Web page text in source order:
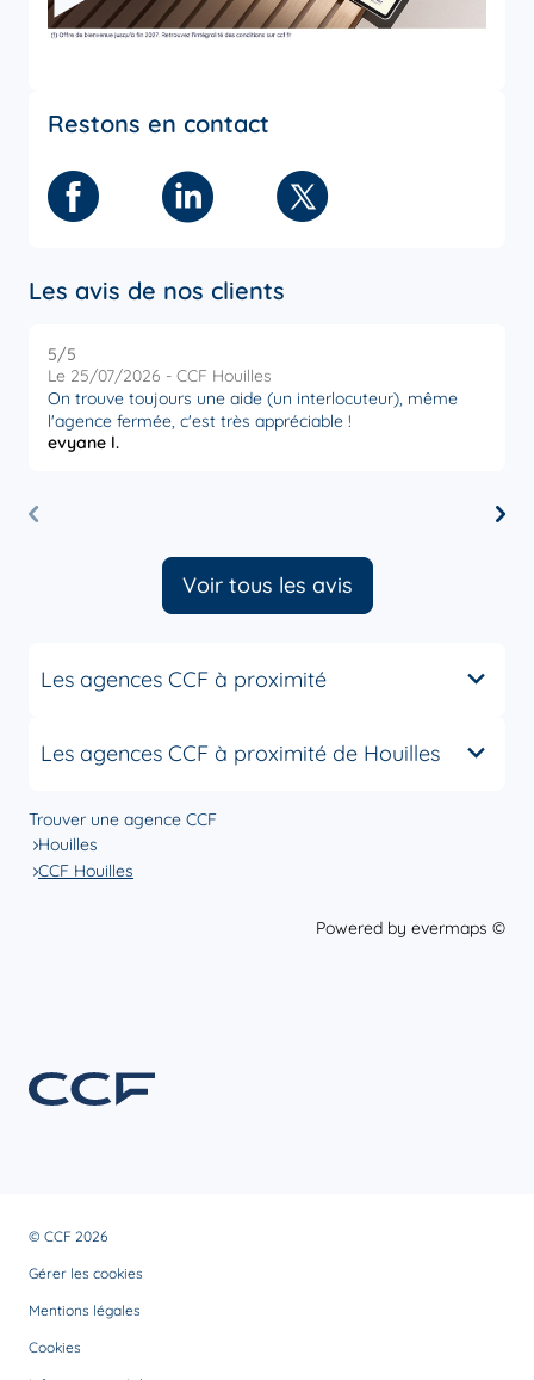
Restons en contact
Facebook Linkedin Twitter
Les avis de nos clients
5/5
Le 25/07/2026 - CCF Houilles
On trouve toujours une aide (un interlocuteur), même
l'agence fermée, c'est très appréciable !
evyane l.
Voir tous les avis
Les agences CCF à proximité
Les agences CCF à proximité de Houilles
Trouver une agence CCF
Houilles
CCF Houilles
Powered by evermaps ©
© CCF 2026
Gérer les cookies
Mentions légales
Cookies